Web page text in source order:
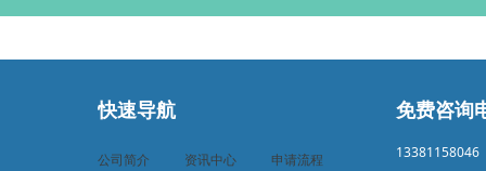
快速导航
公司简介 资讯中心
申请流程
免费咨询
13381158046